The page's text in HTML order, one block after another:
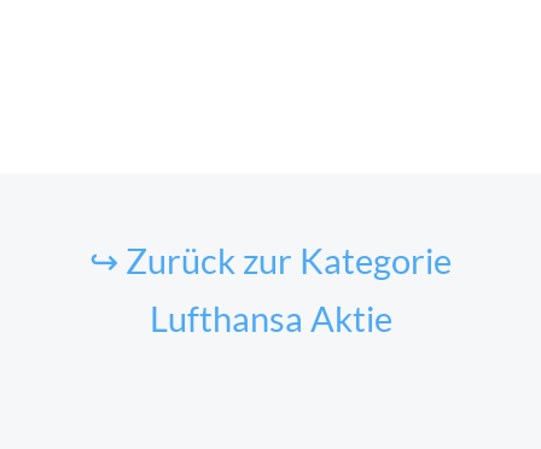
↪ Zurück zur Kategorie
Lufthansa Aktie